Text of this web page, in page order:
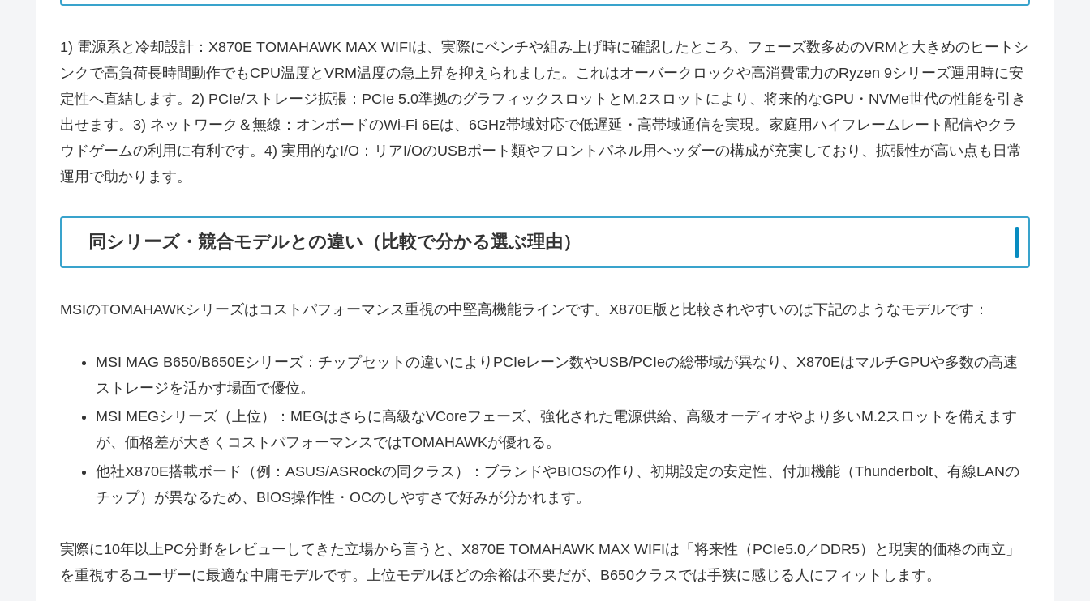
1) 電源系と冷却設計：X870E TOMAHAWK MAX WIFIは、実際にベンチや組み上げ時に確認したところ、フェーズ数多めのVRMと大きめのヒートシ
ンクで高負荷長時間動作でもCPU温度とVRM温度の急上昇を抑えられました。これはオーバークロックや高消費電力のRyzen 9シリーズ運用時に安
定性へ直結します。2) PCIe/ストレージ拡張：PCIe 5.0準拠のグラフィックスロットとM.2スロットにより、将来的なGPU・NVMe世代の性能を引き
出せます。3) ネットワーク＆無線：オンボードのWi‑Fi 6Eは、6GHz帯域対応で低遅延・高帯域通信を実現。家庭用ハイフレームレート配信やクラ
ウドゲームの利用に有利です。4) 実用的なI/O：リアI/OのUSBポート類やフロントパネル用ヘッダーの構成が充実しており、拡張性が高い点も日常
運用で助かります。
同シリーズ・競合モデルとの違い（比較で分かる選ぶ理由）
MSIのTOMAHAWKシリーズはコストパフォーマンス重視の中堅高機能ラインです。X870E版と比較されやすいのは下記のようなモデルです：
MSI MAG B650/B650Eシリーズ：チップセットの違いによりPCIeレーン数やUSB/PCIeの総帯域が異なり、X870EはマルチGPUや多数の高速
ストレージを活かす場面で優位。
MSI MEGシリーズ（上位）：MEGはさらに高級なVCoreフェーズ、強化された電源供給、高級オーディオやより多いM.2スロットを備えます
が、価格差が大きくコストパフォーマンスではTOMAHAWKが優れる。
他社X870E搭載ボード（例：ASUS/ASRockの同クラス）：ブランドやBIOSの作り、初期設定の安定性、付加機能（Thunderbolt、有線LANの
チップ）が異なるため、BIOS操作性・OCのしやすさで好みが分かれます。
実際に10年以上PC分野をレビューしてきた立場から言うと、X870E TOMAHAWK MAX WIFIは「将来性（PCIe5.0／DDR5）と現実的価格の両立」
を重視するユーザーに最適な中庸モデルです。上位モデルほどの余裕は不要だが、B650クラスでは手狭に感じる人にフィットします。